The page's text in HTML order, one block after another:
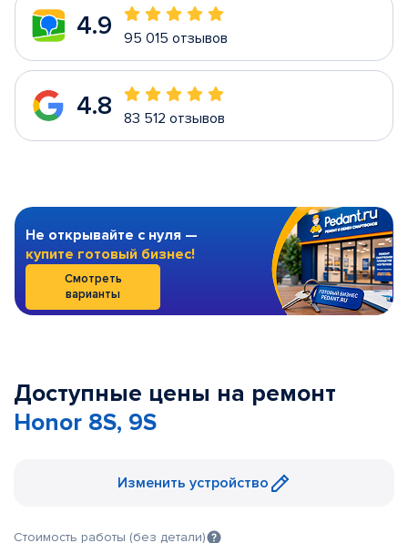
4.9 95 015 отзывов
4.8 83 512 отзывов
Не открывайте с нуля —
купите готовый бизнес!
Смотреть
варианты
Доступные цены на ремонт
Honor 8S, 9S
Изменить устройство
Стоимость работы (без детали)